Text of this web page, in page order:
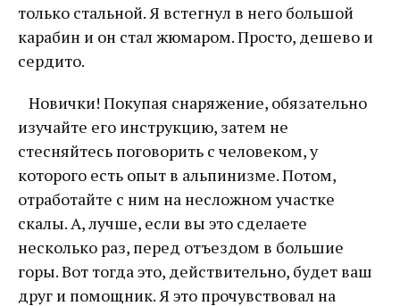
только стальной. Я встегнул в него большой
карабин и он стал жюмаром. Просто, дешево и
сердито.
Новички! Покупая снаряжение, обязательно
изучайте его инструкцию, затем не
стесняйтесь поговорить с человеком, у
которого есть опыт в альпинизме. Потом,
отработайте с ним на несложном участке
скалы. А, лучше, если вы это сделаете
несколько раз, перед отъездом в большие
горы. Вот тогда это, действительно, будет ваш
друг и помощник. Я это прочувствовал на